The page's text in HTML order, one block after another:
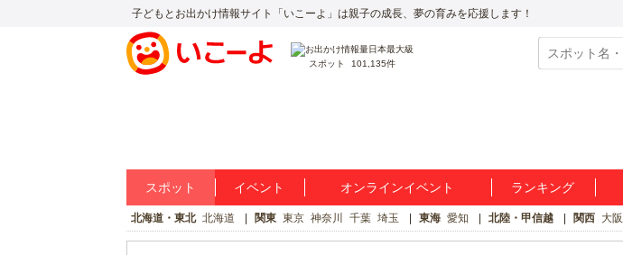
子どもとお出かけ情報サイト「いこーよ」は親子の成長、夢の育みを応援します！
スポット 101,135件
スポット イベント オンラインイベント ランキング
北海道・東北 北海道 関東 東京 神奈川 千葉 埼玉 東海 愛知 北陸・甲信越 関西 大阪